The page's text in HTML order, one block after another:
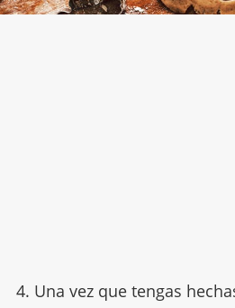
4. Una vez que tengas